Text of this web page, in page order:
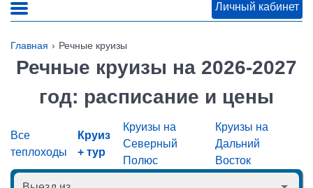
Личный кабинет
Главная Речные круизы
Речные круизы на 2026-2027
год: расписание и цены
Все
теплоходы
Круиз
+ тур
Круизы на
Северный
Полюс
Круизы на
Дальний
Восток